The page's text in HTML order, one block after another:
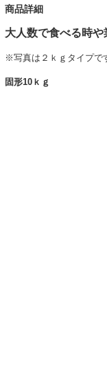
商品詳細
大人数で食べる時や
※写真は２ｋｇタイプで
固形10ｋｇ